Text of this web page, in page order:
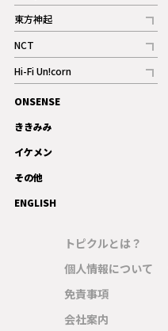
記事
東方神起
記事
NCT
記事
Hi-Fi Un!corn
記事
ギャラリー
ONSENSE
ききみみ
イケメン
その他
ENGLISH
トピクルとは？
個人情報について
免責事項
会社案内